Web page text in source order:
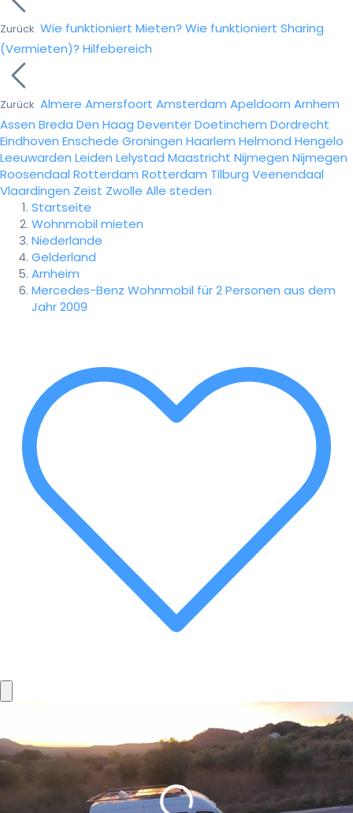
Zurück Wie funktioniert Mieten? Wie funktioniert Sharing
(Vermieten)? Hilfebereich
Zurück Almere Amersfoort Amsterdam Apeldoorn Arnhem
Assen Breda Den Haag DeventerDoetinchem Dordrecht
Eindhoven Enschede Groningen Haarlem Helmond Hengelo
Leeuwarden Leiden Lelystad Maastricht Nijmegen Nijmegen
Roosendaal Rotterdam Rotterdam Tilburg Veenendaal
Vlaardingen Zeist Zwolle Alle steden
Startseite
Wohnmobil mieten
Niederlande
Gelderland
Arnheim
Mercedes-Benz Wohnmobil für 2 Personen aus dem
Jahr 2009